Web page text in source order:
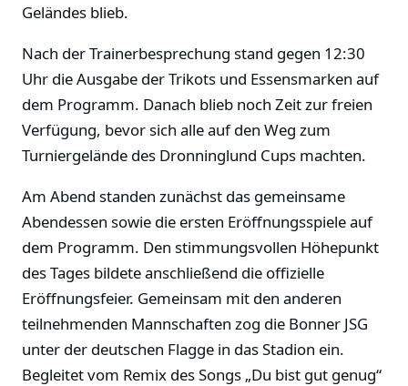
Geländes blieb.
Nach der Trainerbesprechung stand gegen 12:30
Uhr die Ausgabe der Trikots und Essensmarken auf
dem Programm. Danach blieb noch Zeit zur freien
Verfügung, bevor sich alle auf den Weg zum
Turniergelände des Dronninglund Cups machten.
Am Abend standen zunächst das gemeinsame
Abendessen sowie die ersten Eröffnungsspiele auf
dem Programm. Den stimmungsvollen Höhepunkt
des Tages bildete anschließend die offizielle
Eröffnungsfeier. Gemeinsam mit den anderen
teilnehmenden Mannschaften zog die Bonner JSG
unter der deutschen Flagge in das Stadion ein.
Begleitet vom Remix des Songs „Du bist gut genug“